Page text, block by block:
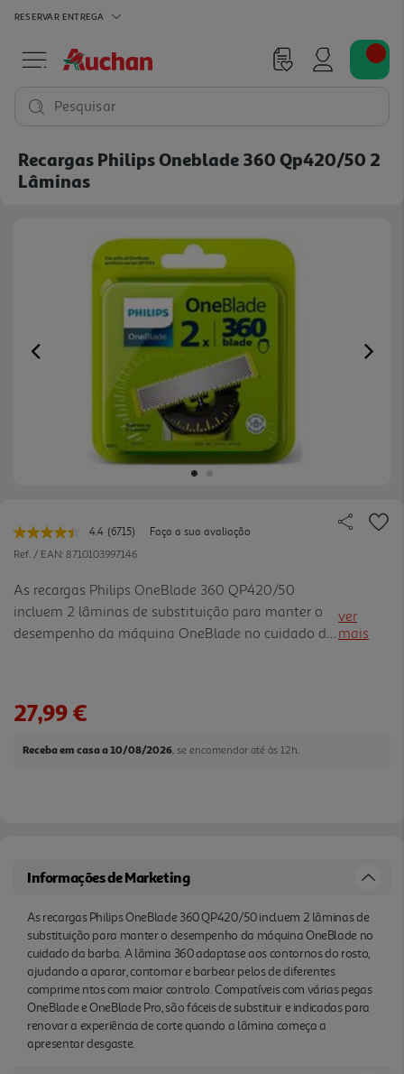
RESERVAR ENTREGA
Pesquisar
Recargas Philips Oneblade 360 Qp420/50 2
Lâminas
Previous
4.4 Leu
6715
Link
para
a
mesma
página.
(6715)
Faça a sua avaliação
Ref. / EAN: 8710103997146
As recargas Philips OneBlade 360 QP420/50
incluem 2 lâminas de substituição para manter o
desempenho da máquina OneBlade no cuidado da
Compatíveis com várias pegas OneBlade e
ver
mais
27,99 €
Receba em casa a 10/08/2026 , se encomendar até às 12h.
Informações de Marketing
As recargas Philips OneBlade 360 QP420/50 incluem 2 lâminas de
substituição para manter o desempenho da máquina OneBlade no
cuidado da barba. A lâmina 360 adaptase aos contornos do rosto,
ajudando a aparar, contornar e barbear pelos de diferentes
comprime ntos com maior controlo. Compatíveis com várias pegas
OneBlade e OneBlade Pro, são fáceis de substituir e indicadas para
renovar a experiência de corte quando a lâmina começa a
apresentar desgaste.